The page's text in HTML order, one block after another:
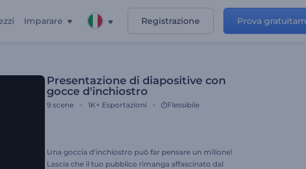
Imparare Registrazione Prova
Presentazione di diapositive con
gocce d'inchiostro
9 scene 1K+ Esportazioni Flessibile
Una goccia d'inchiostro può far pensare un milione!
Lascia che il tuo pubblico rimanga affascinato dal